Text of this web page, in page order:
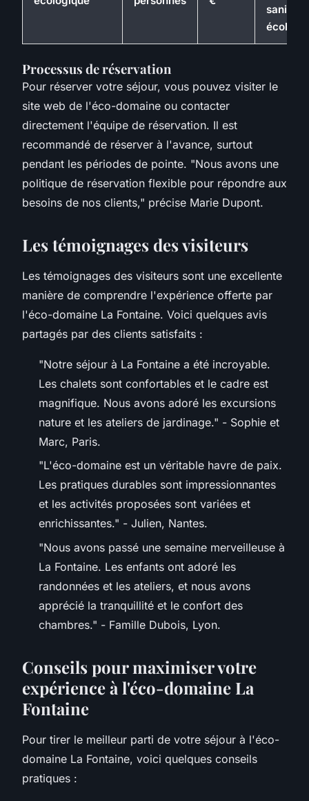
Processus de réservation
Pour réserver votre séjour, vous pouvez visiter le
site web de l'éco-domaine ou contacter
directement l'équipe de réservation. Il est
recommandé de réserver à l'avance, surtout
pendant les périodes de pointe. "Nous avons une
politique de réservation flexible pour répondre aux
besoins de nos clients," précise Marie Dupont.
Les témoignages des visiteurs
Les témoignages des visiteurs sont une excellente
manière de comprendre l'expérience offerte par
l'éco-domaine La Fontaine. Voici quelques avis
partagés par des clients satisfaits :
"Notre séjour à La Fontaine a été incroyable.
Les chalets sont confortables et le cadre est
magnifique. Nous avons adoré les excursions
nature et les ateliers de jardinage." - Sophie et
Marc, Paris.
"L'éco-domaine est un véritable havre de paix.
Les pratiques durables sont impressionnantes
et les activités proposées sont variées et
enrichissantes." - Julien, Nantes.
"Nous avons passé une semaine merveilleuse à
La Fontaine. Les enfants ont adoré les
randonnées et les ateliers, et nous avons
apprécié la tranquillité et le confort des
chambres." - Famille Dubois, Lyon.
Conseils pour maximiser votre
expérience à l'éco-domaine La
Fontaine
Pour tirer le meilleur parti de votre séjour à l'éco-
domaine La Fontaine, voici quelques conseils
pratiques :